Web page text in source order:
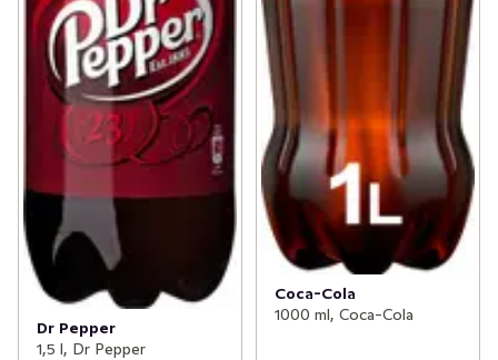
Dr Pepper
1,5 l, Dr Pepper
Coca-Cola
1000 ml, Coca-Cola